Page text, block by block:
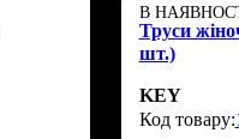
В
Труси
шт.)
KEY